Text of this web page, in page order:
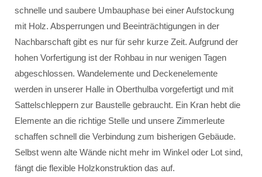
schnelle und saubere Umbauphase bei einer Aufstockung
mit Holz. Absperrungen und Beeinträchtigungen in der
Nachbarschaft gibt es nur für sehr kurze Zeit. Aufgrund der
hohen Vorfertigung ist der Rohbau in nur wenigen Tagen
abgeschlossen. Wandelemente und Deckenelemente
werden in unserer Halle in Oberthulba vorgefertigt und mit
Sattelschleppern zur Baustelle gebraucht. Ein Kran hebt die
Elemente an die richtige Stelle und unsere Zimmerleute
schaffen schnell die Verbindung zum bisherigen Gebäude.
Selbst wenn alte Wände nicht mehr im Winkel oder Lot sind,
fängt die flexible Holzkonstruktion das auf.